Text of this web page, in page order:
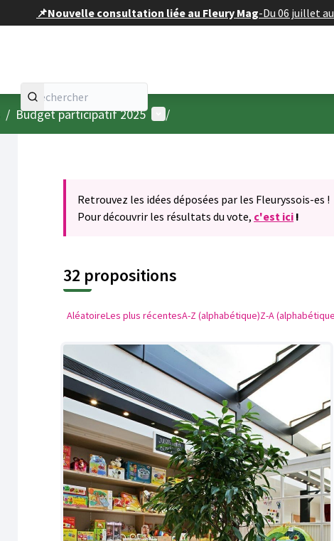
📌Nouvelle consultation liée au Fleury Mag-Du 06 juillet
/ Budget participatif 2025 Menu utilisateur
/
Retrouvez les idées déposées par les Fleuryssois-es !
Pour découvrir les résultats du vote, c'est ici !
32 propositions
AléatoireLes plus récentesA-Z (alphabétique)Z-A